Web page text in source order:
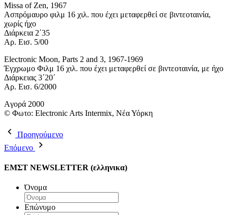
Missa of Zen, 1967
Ασπρόμαυρο φιλμ 16 χιλ. που έχει μεταφερθεί σε βιντεοταινία,
χωρίς ήχο
Διάρκεια 2΄35
Αρ. Εισ. 5/00
Electronic Moon, Parts 2 and 3, 1967-1969
Έγχρωμο Φιλμ 16 χιλ. που έχει μεταφερθεί σε βιντεοταινία, με ήχο
Διάρκειας 3΄20΄
Αρ. Εισ. 6/2000
Aγορά 2000
© Φωτο: Electronic Arts Intermix, Νέα Υόρκη
Προηγούμενο
Επόμενο
ΕΜΣΤ NEWSLETTER (ελληνικα)
Όνομα
Επώνυμο